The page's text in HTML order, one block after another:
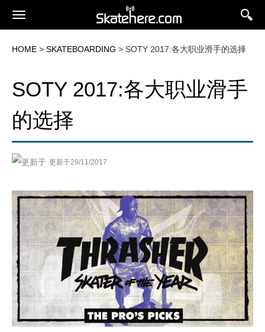
HOME > SKATEBOARDING > SOTY 2017:各大职业滑手的选择
SOTY 2017:各大职业滑手
的选择
更新于29/11/2017